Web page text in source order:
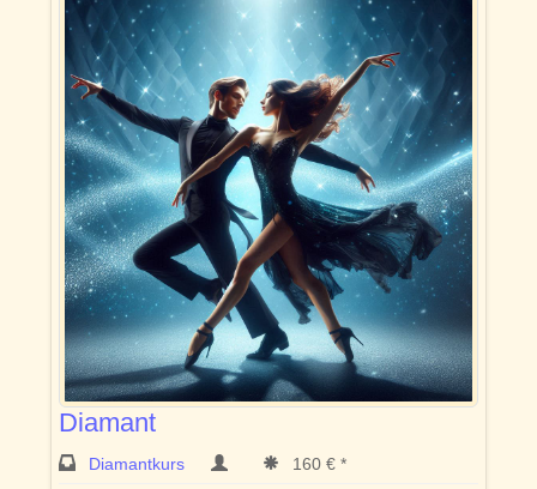
Diamant
Diamantkurs 160 € *